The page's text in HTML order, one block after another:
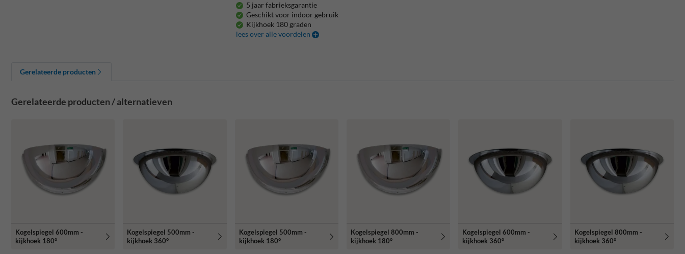
5 jaar fabrieksgarantie
Geschikt voor indoor gebruik
Kijkhoek 180 graden
lees over alle voordelen
Gerelateerde producten
Gerelateerde producten / alternatieven
Kogelspiegel 600mm -
kijkhoek 180°
Kogelspiegel 500mm -
kijkhoek 360°
Kogelspiegel 500mm -
kijkhoek 180°
Kogelspiegel 800mm -
kijkhoek 180°
Kogelspiegel 600mm -
kijkhoek 360°
Kogelspiegel 800mm -
kijkhoek 360°